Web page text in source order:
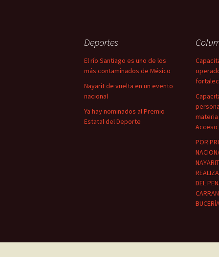
Deportes
El río Santiago es uno de los
más contaminados de México
Nayarit de vuelta en un evento
nacional
Ya hay nominados al Premio
Estatal del Deporte
Acceso
POR
DEL